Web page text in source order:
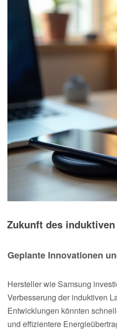
Zukunft des
Geplante Innovationen
Hersteller wie Samsung
Verbesserung der induktiven
Entwicklungen könnten
und effizientere